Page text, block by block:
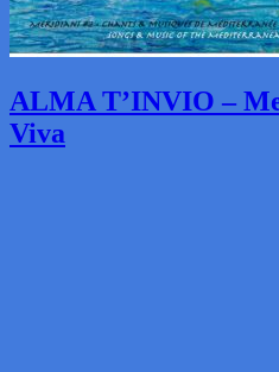
ALMA T’INVIO –
Viva